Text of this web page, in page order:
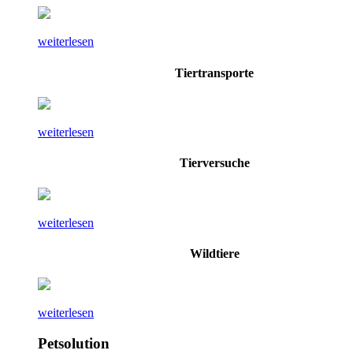
weiterlesen
Tiertransporte
weiterlesen
Tierversuche
weiterlesen
Wildtiere
weiterlesen
Petsolution